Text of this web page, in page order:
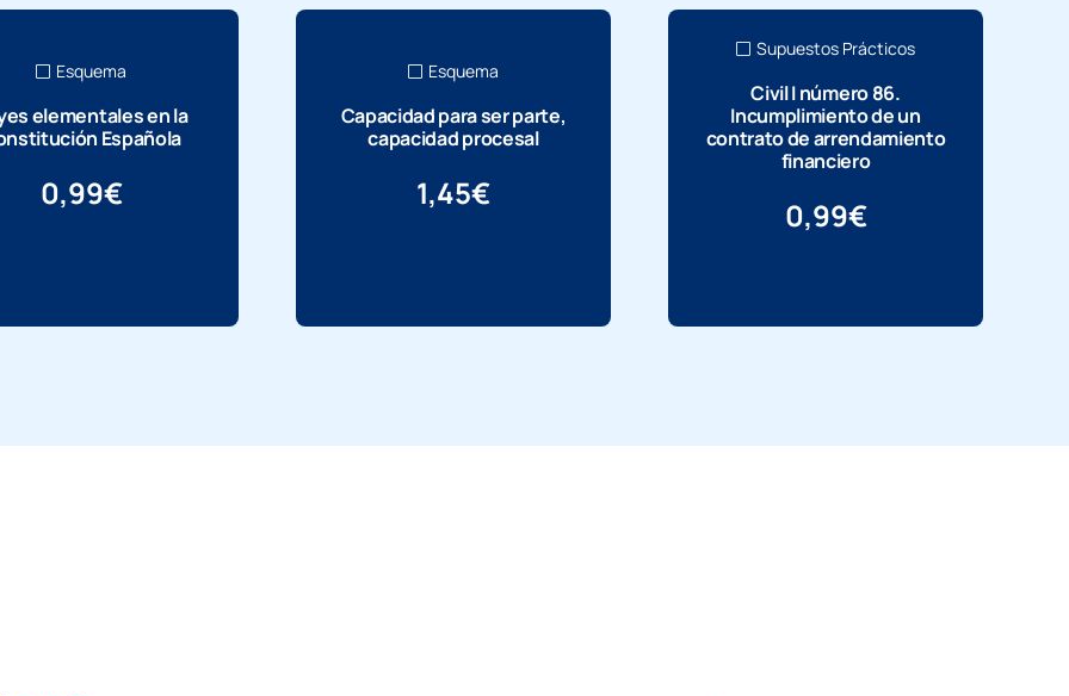
Esquema
elementales en la
Española
0,99€
Esquema
Capacidad para ser parte,
capacidad procesal
1,45€
Supuestos Prácticos
Civil I número 86.
Incumplimiento de un
contrato de arrendamiento
financiero
0,99€